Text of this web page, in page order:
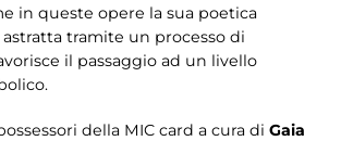
in queste opere la sua poetica
tramite un processo di
il passaggio ad un livello
della MIC card a cura di Gaia